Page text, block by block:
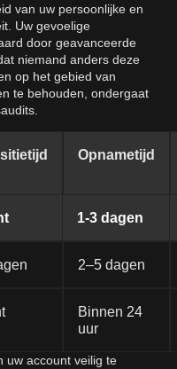
van uw persoonlijke en
Uw gevoelige
door geavanceerde
niemand anders deze
op het gebied van
te behouden, ondergaat
Opnametijd
1-3 dagen
2–5 dagen
Binnen 24
uur
uw account veilig te